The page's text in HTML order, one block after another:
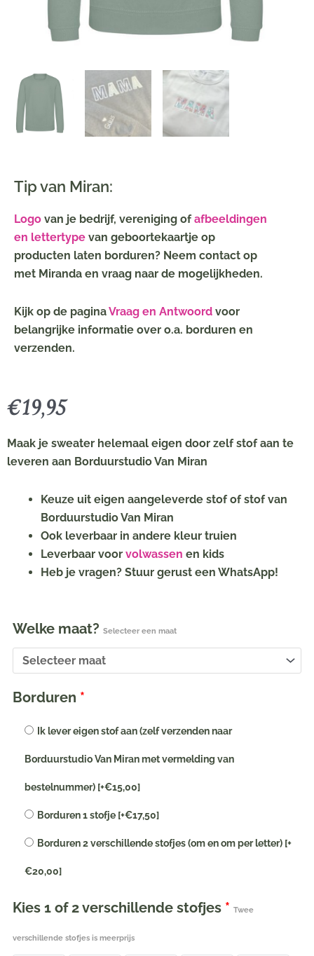
Tip van Miran:
Logo van je bedrijf, vereniging ofafbeeldingen
en lettertype van geboortekaartje op
producten laten borduren? Neem contact op
met Miranda en vraag naar de mogelijkheden.
Kijk op de paginaVraag en Antwoord voor
belangrijke informatie over o.a. borduren en
verzenden.
€19,95
Maak je sweater helemaal eigen door zelf stof aan te
leveren aan Borduurstudio Van Miran
Keuze uit eigen aangeleverde stof of stof van
Borduurstudio Van Miran
Ook leverbaar in andere kleur truien
Leverbaar voor volwassen en kids
Heb je vragen? Stuur gerust een WhatsApp!
Welke maat? Selecteer een maat
Borduren *
Ik lever eigen stof aan (zelf verzenden naar
Borduurstudio Van Miran met vermelding van
bestelnummer) [+€15,00]
Borduren 1 stofje [+€17,50]
Borduren 2 verschillende stofjes (om en om per letter) [+
€20,00]
Kies 1 of 2 verschillende stofjes * Twee
verschillende stofjes is meerprijs
Sweater
naam
of
woord
stof
voor
kinderen
oud
groen